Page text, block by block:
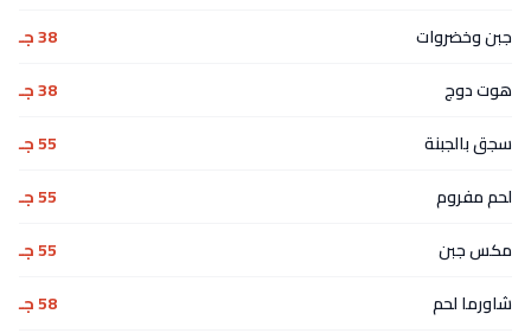
جبن وخضروات
38 جـ
هوت دوج
38 جـ
سجق بالجبنة
55 جـ
لحم مفروم
55 جـ
مكس جبن
55 جـ
شاورما لحم
58 جـ